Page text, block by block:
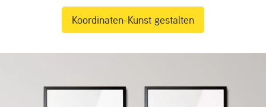
Koordinaten-Kunst gestalten